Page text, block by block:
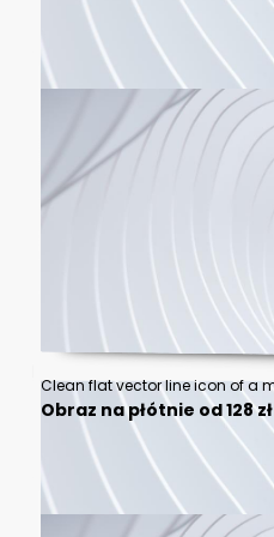
Obraz na płótnie od 128 zł